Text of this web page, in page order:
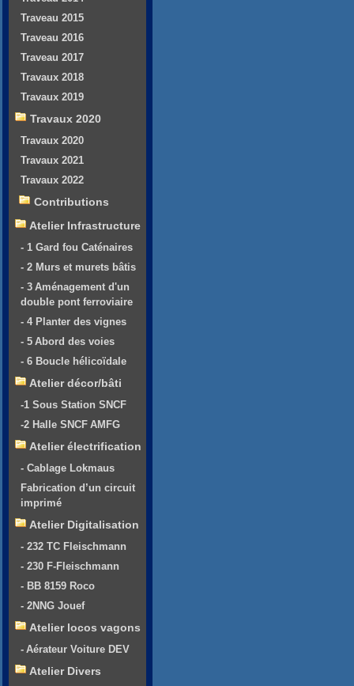
Traveau 2015
Traveau 2016
Traveau 2017
Travaux 2018
Travaux 2019
Travaux 2020
Travaux 2020
Travaux 2021
Travaux 2022
Contributions
Atelier Infrastructure
- 1 Gard fou Caténaires
- 2 Murs et murets bâtis
- 3 Aménagement d'un
double pont ferroviaire
- 4 Planter des vignes
- 5 Abord des voies
- 6 Boucle hélicoïdale
Atelier décor/bâti
-1 Sous Station SNCF
-2 Halle SNCF AMFG
Atelier électrification
- Cablage Lokmaus
Fabrication d’un circuit
imprimé
Atelier Digitalisation
- 232 TC Fleischmann
- 230 F-Fleischmann
- BB 8159 Roco
- 2NNG Jouef
Atelier locos vagons
- Aérateur Voiture DEV
Atelier Divers